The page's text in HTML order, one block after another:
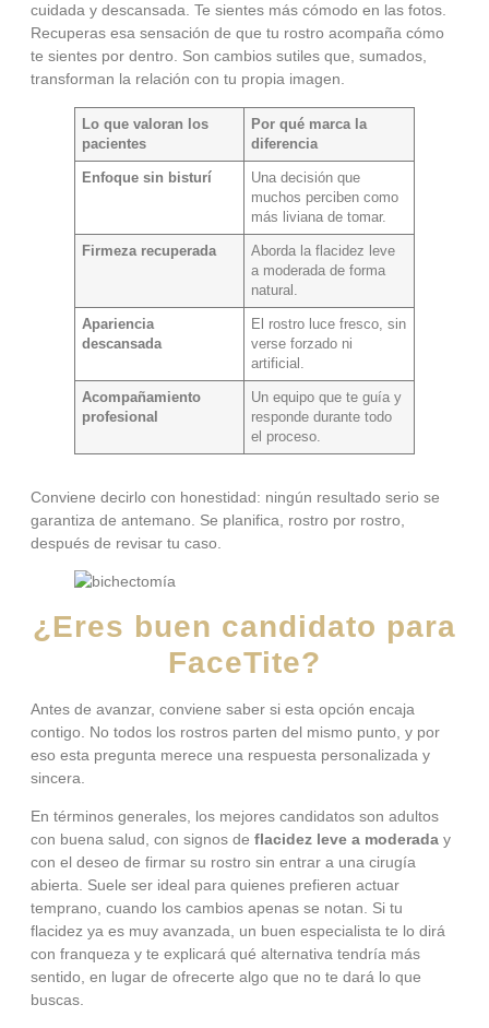
cuidada y descansada. Te sientes más cómodo en las fotos.
Recuperas esa sensación de que tu rostro acompaña cómo
te sientes por dentro. Son cambios sutiles que, sumados,
transforman la relación con tu propia imagen.
Lo que valoran los
pacientes
Por qué marca la
diferencia
Enfoque sin bisturí
Una decisión que
muchos perciben como
más liviana de tomar.
Firmeza recuperada
Aborda la flacidez leve
a moderada de forma
natural.
Apariencia
descansada
El rostro luce fresco, sin
verse forzado ni
artificial.
Acompañamiento
profesional
Un equipo que te guía y
responde durante todo
el proceso.
Conviene decirlo con honestidad: ningún resultado serio se
garantiza de antemano. Se planifica, rostro por rostro,
después de revisar tu caso.
¿Eres buen candidato para
FaceTite?
Antes de avanzar, conviene saber si esta opción encaja
contigo. No todos los rostros parten del mismo punto, y por
eso esta pregunta merece una respuesta personalizada y
sincera.
En términos generales, los mejores candidatos son adultos
con buena salud, con signos de flacidez leve a moderada y
con el deseo de firmar su rostro sin entrar a una cirugía
abierta. Suele ser ideal para quienes prefieren actuar
temprano, cuando los cambios apenas se notan. Si tu
flacidez ya es muy avanzada, un buen especialista te lo dirá
con franqueza y te explicará qué alternativa tendría más
sentido, en lugar de ofrecerte algo que no te dará lo que
buscas.